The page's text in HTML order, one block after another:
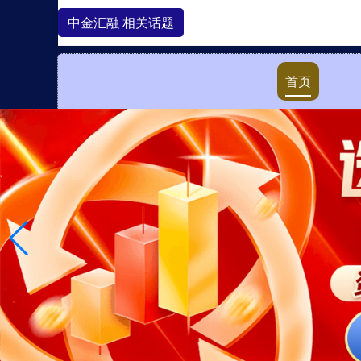
首页
中金汇融 相关话题